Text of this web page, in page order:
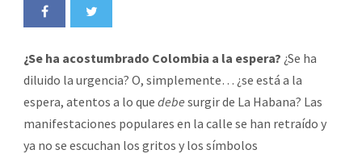
¿Se ha acostumbrado Colombia a la espera? ¿Se ha
diluido la urgencia? O, simplemente… ¿se está a la
espera, atentos a lo que debe surgir de La Habana? Las
manifestaciones populares en la calle se han retraído y
ya no se escuchan los gritos y los símbolos